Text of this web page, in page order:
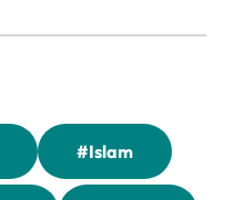
#Islam